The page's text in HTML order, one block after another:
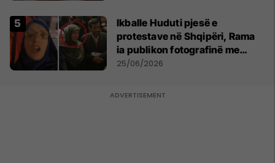
Ikballe Huduti pjesë e
protestave në Shqipëri, Rama
ia publikon fotografinë me
Ahmadinejadin e Iranit
25/06/2026